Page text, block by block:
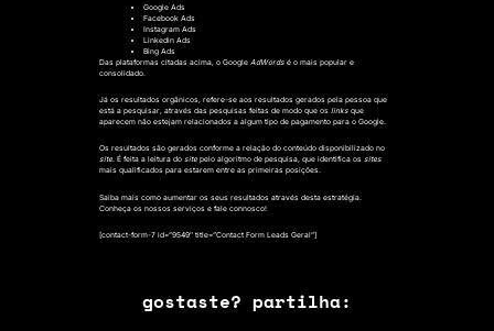
Google Ads
Facebook Ads
Instagram Ads
Linkedin Ads
Bing Ads
Das plataformas citadas acima, o GoogleAdWords é o mais popular e
consolidado.
Já os resultados orgânicos, refere-se aos resultados gerados pela pessoa que
está a pesquisar, através das pesquisas feitas de modo que os linksque
aparecem não estejam relacionados a algum tipo de pagamento para o Google.
Os resultados são gerados conforme a relação do conteúdo disponibilizado no
site. É feita a leitura dositepelo algoritmo de pesquisa, que identifica os sites
mais qualificados para estarem entre as primeiras posições.
Saiba mais como aumentar os seus resultados através desta estratégia.
Conheça os nossos serviços e fale connosco!
[contact-form-7 id=”9549″ title=”Contact Form Leads Geral”]
gostaste? partilha: